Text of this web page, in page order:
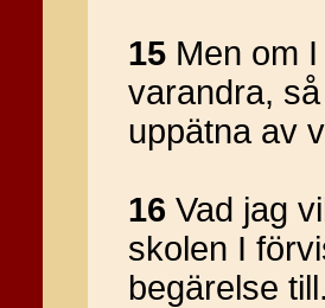
15 Men om
varandra,
uppätna av
16 Vad jag
skolen I
begärelse